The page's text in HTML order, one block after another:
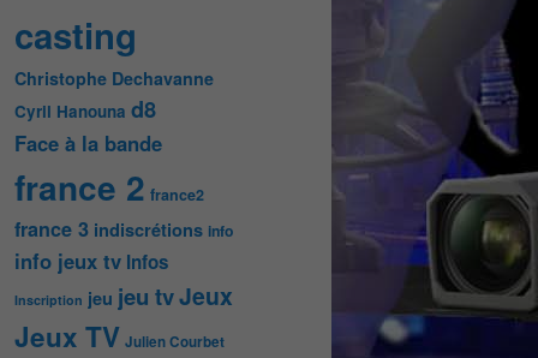
casting
Christophe Dechavanne
Cyril Hanouna d8
Face à la bande
france 2 france2
france 3 indiscrétions info
info jeux tv Infos
Inscription jeu jeu tvJeux
Jeux TV Julien Courbet